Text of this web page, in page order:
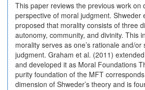
This paper reviews the previous work on
perspective of moral judgment. Shweder
proposed that morality consists of three
autonomy, community, and divinity. This
morality serves as one’s rationale and/
judgment. Graham et al. (2011)
and developed it as Moral Foundations
purity foundation of the MFT
dimension of Shweder’s theory and is